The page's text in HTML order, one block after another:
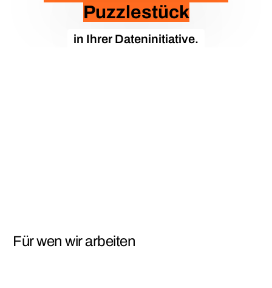
Puzzlestück
in Ihrer Dateninitiative.
Für wen wir arbeiten